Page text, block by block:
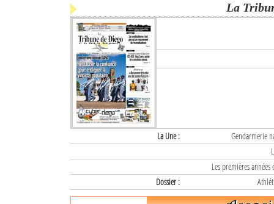
La
La Une :
Gendarmerie
Les premières
Dossier :